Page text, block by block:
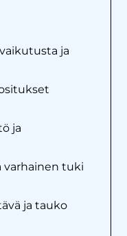
ja
ja
varhainen tuki
ja tauko